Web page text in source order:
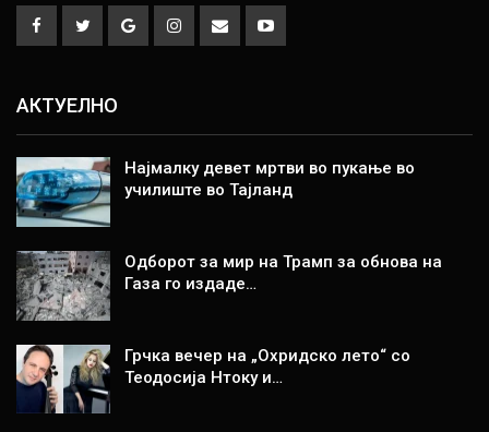
АКТУЕЛНО
Најмалку девет мртви во пукање во
училиште во Тајланд
Одборот за мир на Трамп за обнова на
Газа го издаде…
Грчка вечер на „Охридско лето“ со
Теодосија Нтоку и…